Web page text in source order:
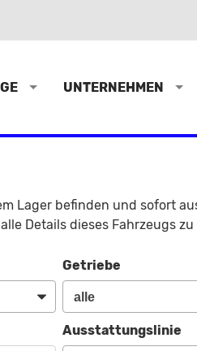
UNTERNEHMEN
Lager befinden und sofort
Details dieses Fahrzeugs zu
Getriebe
Ausstattungslinie